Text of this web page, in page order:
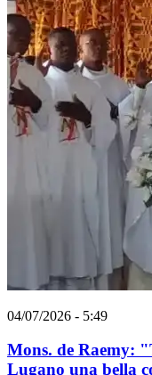
04/07/2026 - 5:49
Mons. de Raemy:
Lugano una bella